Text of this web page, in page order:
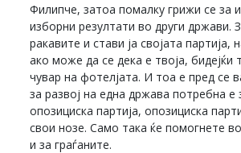
Филипче, затоа помалку грижи се за
изборни резултати во други држави.
ракавите и стави ја својата партија,
ако може да се дека е твоја, бидејќи
чувар на фотелјата. И тоа е пред се
за развој на една држава потребна е
опозициска партија, опозициска
свои нозе. Само така ќе помогнете
и за граѓаните.